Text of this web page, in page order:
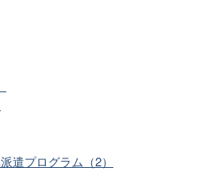
遣プログラム（2）